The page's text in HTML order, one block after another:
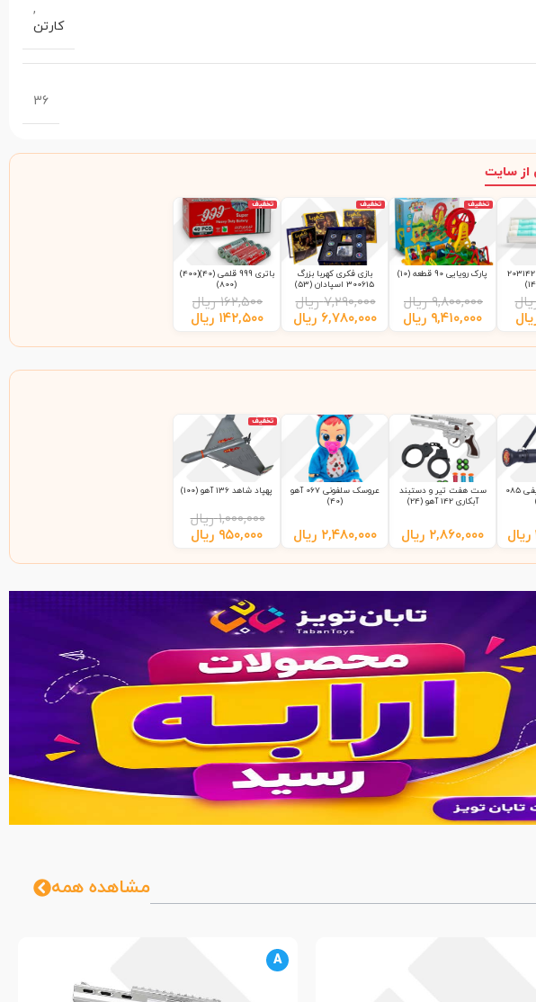
,
کارتن
36
از سایت
فلوت پلاستیکی 203142
تخفیف
پارک رویایی 90 قطعه (10)
۹,۸۰۰,۰۰۰ ریال
۹,۴۱۰,۰۰۰ ریال
تخفیف
بازی فکری کهربا بزرگ
300615 اسپادان (53)
۷,۲۹۰,۰۰۰ ریال
۶,۷۸۰,۰۰۰ ریال
تخفیف
باتری 999 قلمی (40)(400)
(800)
۱۶۲,۵۰۰ ریال
۱۴۲,۵۰۰ ریال
آرپی چی بزرگ کیفی 085
ریال
ست هفت تیر و دستبند
آبکاری 142 آهو (24)
۲,۸۶۰,۰۰۰ ریال
عروسک سلفونی 067 آهو
(40)
۲,۴۸۰,۰۰۰ ریال
تخفیف
پهپاد شاهد 136 آهو (100)
۱,۰۰۰,۰۰۰ ریال
۹۵۰,۰۰۰ ریال
مشاهده همه
A